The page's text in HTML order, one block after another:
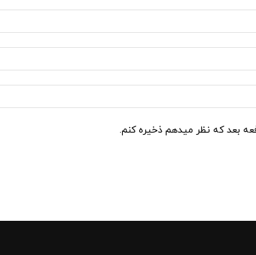
بعد که نظر میدهم ذخیره کنم.